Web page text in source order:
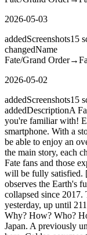
2026-05-03
addedScreenshots15
changedName
Fate/Grand Order→
2026-05-02
addedScreenshots15
addedDescriptionA
you're familiar with!
smartphone. With a
be able to enjoy an
the main story, each
Fate fans and those
will be fully satisfied.
observes the Earth's
collapsed since
yesterday, up until
Why? How? Who?
Japan. A previously